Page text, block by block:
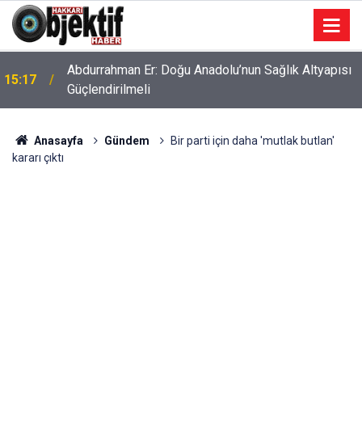
15:17
Abdurrahman Er: Doğu Anadolu’nun Sağlık Altyapısı
Güçlendirilmeli
Anasayfa Gündem
Bir parti için daha 'mutlak butlan'
kararı çıktı